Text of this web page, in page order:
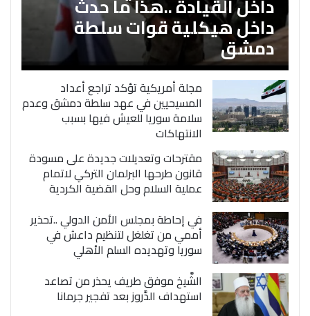
داخل هيكلية قوات سلطة
دمشق
مجلة أمريكية تؤكد تراجع أعداد
المسيحيين في عهد سلطة دمشق وعدم
سلامة سوريا للعيش فيها بسبب
الانتهاكات
مقترحات وتعديلات جديدة على مسودة
قانون طرحها البرلمان التركي لاتمام
عملية السلام وحل القضية الكردية
في إحاطة بمجلس الأمن الدولي ..تحذير
أممي من تغلغل لتنظيم داعش في
سوريا وتهديده السلم الأهلي
الشَّيخ موفق طريف يحذر من تصاعد
استهداف الدَّروز بعد تفجير جرمانا